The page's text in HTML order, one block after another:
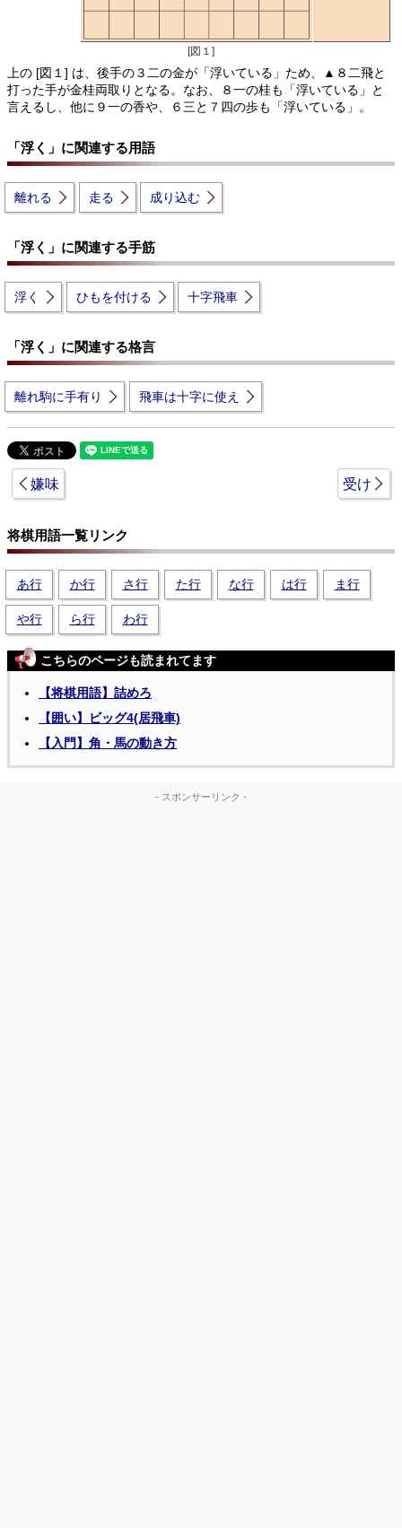
[図１]
上の [図１] は、後手の３二の金が「浮いている」ため、▲８二飛と
打った手が金桂両取りとなる。なお、８一の桂も「浮いている」と
言えるし、他に９一の香や、６三と７四の歩も「浮いている」。
「浮く」に関連する用語
離れる 走る 成り込む
「浮く」に関連する手筋
浮く ひもを付ける 十字飛車
「浮く」に関連する格言
離れ駒に手有り 飛車は十字に使え
嫌味 受け
将棋用語一覧リンク
あ行 か行 さ行 た行 な行 は行 ま行
や行 ら行 わ行
こちらのページも読まれてます
【将棋用語】詰めろ
【囲い】ビッグ4(居飛車)
【入門】角・馬の動き方
- スポンサーリンク -